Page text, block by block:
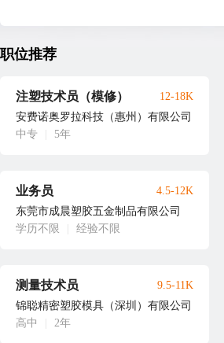
职位推荐
注塑技术员（模修）
安费诺奥罗拉科技（惠州）有限公司
中专
5年
12-18K
业务员
东莞市成晨塑胶五金制品有限公司
学历不限
经验不限
4.5-12K
测量技术员
锦聪精密塑胶模具（深圳）有限公司
高中
2年
9.5-11K